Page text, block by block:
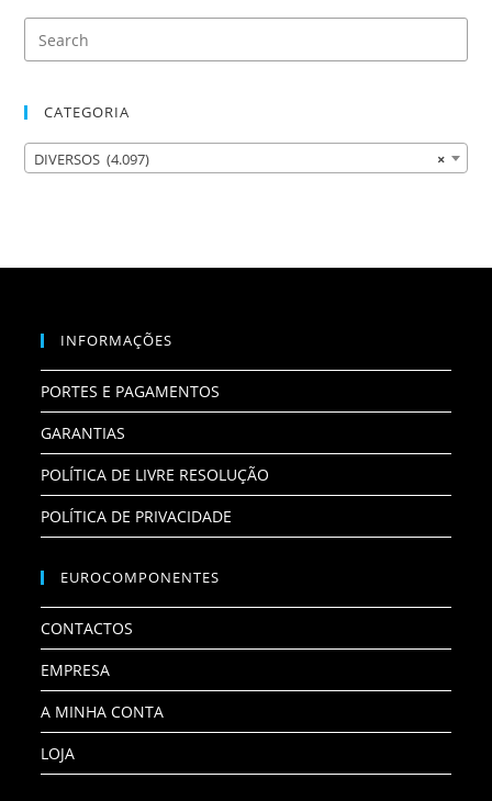
CATEGORIA
×
DIVERSOS (4.097)
INFORMAÇÕES
PORTES E PAGAMENTOS
GARANTIAS
POLÍTICA DE LIVRE RESOLUÇÃO
POLÍTICA DE PRIVACIDADE
EUROCOMPONENTES
CONTACTOS
EMPRESA
A MINHA CONTA
LOJA